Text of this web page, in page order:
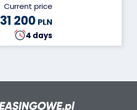
Current price
31 200 PLN
4 days